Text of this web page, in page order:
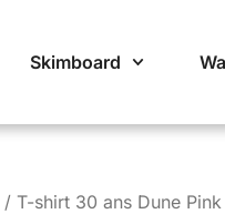
Skimboard
/ T-shirt 30 ans Dune Pink